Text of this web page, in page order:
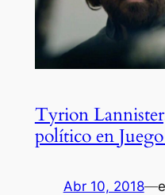
Tyrion
político en
Abr 10, 2018—